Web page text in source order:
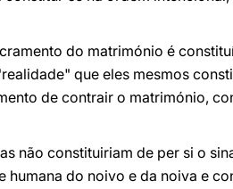
do matrimónio é
que eles mesmos
de contrair o matrimónio,
não constituiriam de per si o
humana do noivo e da noiva e